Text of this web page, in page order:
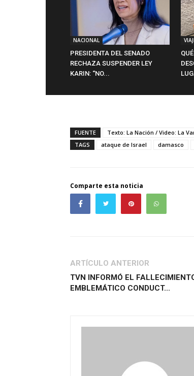
NACIONAL
PRESIDENTA DEL SENADO
RECHAZA SUSPENDER LEY
KARIN: “NO...
FUENTE
Texto: La Nación / Video: La
TAGS
ataque de Israel damasco
Comparte esta noticia
ARTÍCULO ANTERIOR
TVN INFORMÓ EL
EMBLEMÁTICO CONDUCT...